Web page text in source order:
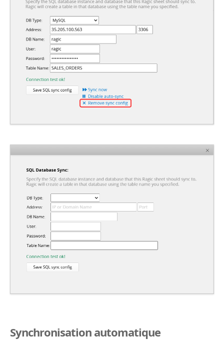
Synchronisation automatique